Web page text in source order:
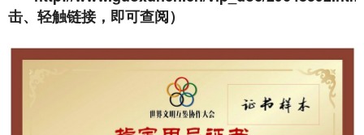
击、轻触链接，即可查阅）